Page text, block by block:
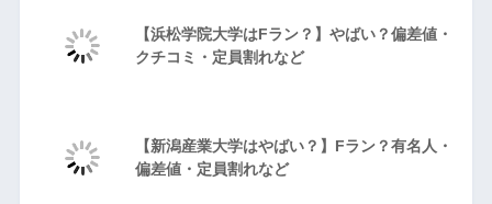
【浜松学院大学はFラン？】やばい？偏差値・
クチコミ・定員割れなど
【新潟産業大学はやばい？】Fラン？有名人・
偏差値・定員割れなど